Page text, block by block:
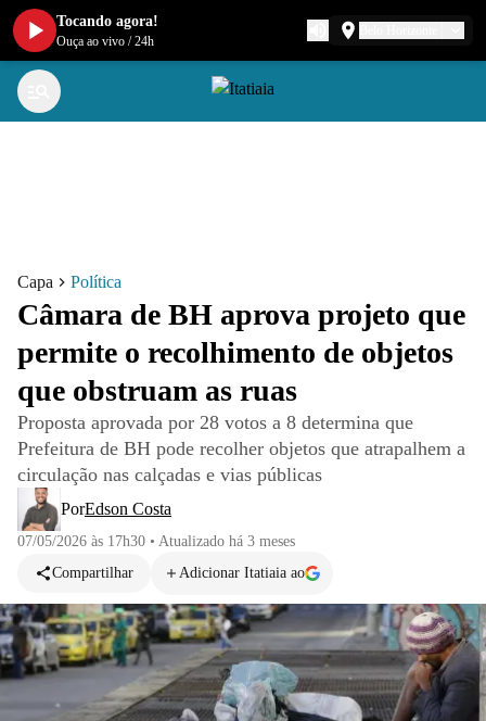
Capa Política
Câmara de BH aprova projeto que
permite o recolhimento de objetos
que obstruam as ruas
Proposta aprovada por 28 votos a 8 determina que
Prefeitura de BH pode recolher objetos que atrapalhem a
circulação nas calçadas e vias públicas
PorEdson Costa
07/05/2026 às 17h30 • Atualizado há 3 meses
Compartilhar
Adicionar Itatiaia ao
Tocando agora!
Ouça ao vivo /24h